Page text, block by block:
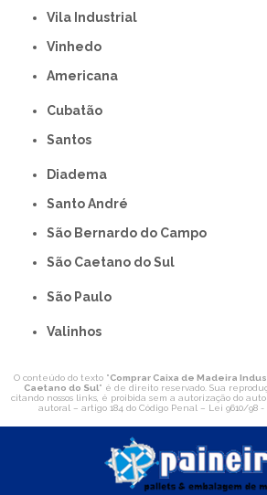
Vila Industrial
Vinhedo
americana
Cubatão
Santos
Diadema
Santo André
São Bernardo do Campo
São Caetano do Sul
São Paulo
Valinhos
O conteúdo do texto "Comprar Caixa de Madeira
Caetano do Sul" é de direito reservado. Sua
citando nossos links, é proibida sem a autorização do
autoral – artigo 184 do Código Penal – Lei 9610/98